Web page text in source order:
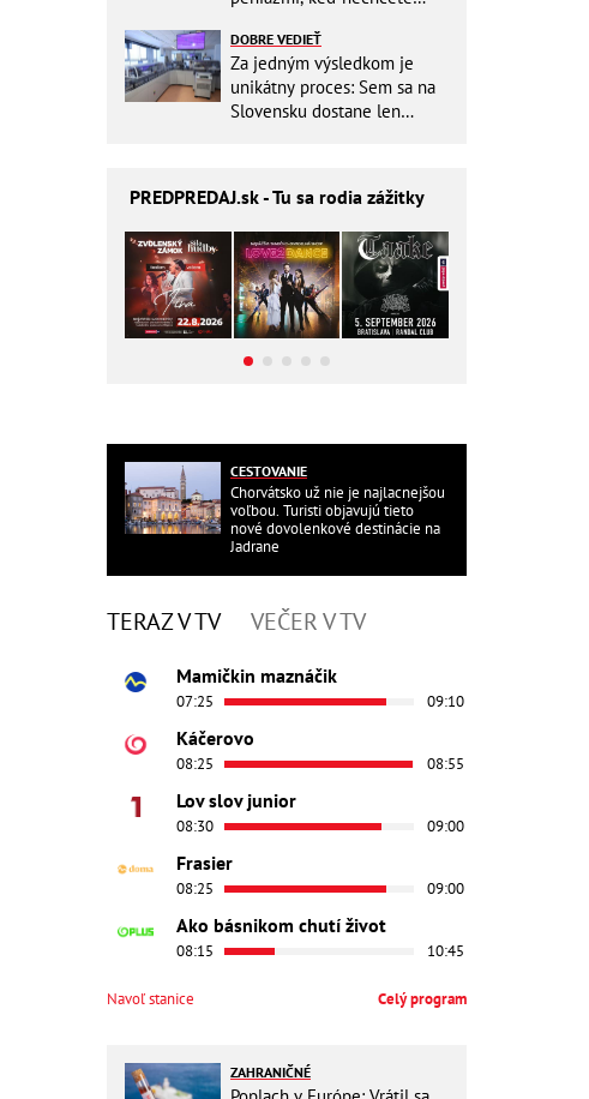
DOBRE VEDIEŤ
Za jedným výsledkom je
unikátny proces: Sem sa na
Slovensku dostane len
PREDPREDAJ.sk - Tu sa rodia zážitky
CESTOVANIE
Chorvátsko už nie je najlacnejšou
voľbou. Turisti objavujú tieto
nové dovolenkové destinácie na
Jadrane
TERAZ V TV VEČER V TV
Mamičkin maznáčik
07:25 09:10
Káčerovo
08:25 08:55
Lov slov junior
08:30 09:00
Frasier
08:25 09:00
Ako básnikom chutí život
08:15 10:45
Navoľ stanice Celý program
ZAHRANIČNÉ